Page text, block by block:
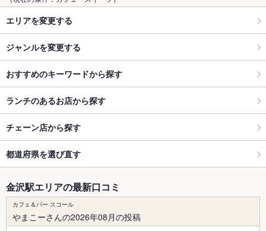
エリアを変更する
ジャンルを変更する
おすすめのキーワードから探す
ランチのあるお店から探す
チェーン店から探す
都道府県を選び直す
金沢駅エリアの最新口コミ
カフェ＆バー スコール
やまこーさんの2026年08月の投稿